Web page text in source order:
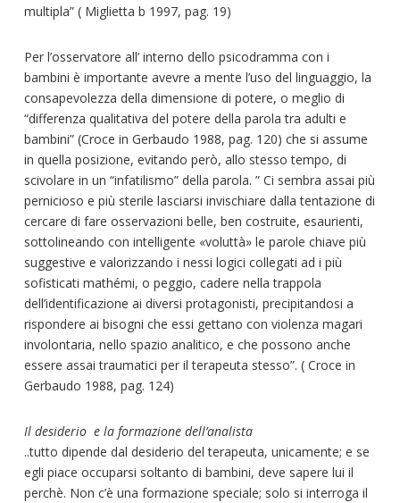
multipla” ( Miglietta b 1997, pag. 19)
Per l’osservatore all’ interno dello psicodramma con i
bambini è importante avevre a mente l’uso del linguaggio, la
consapevolezza della dimensione di potere, o meglio di
“differenza qualitativa del potere della parola tra adulti e
bambini” (Croce in Gerbaudo 1988, pag. 120) che si assume
in quella posizione, evitando però, allo stesso tempo, di
scivolare in un “infatilismo” della parola. ” Ci sembra assai più
pernicioso e più sterile lasciarsi invischiare dalla tentazione di
cercare di fare osservazioni belle, ben costruite, esaurienti,
sottolineando con intelligente «voluttà» le parole chiave più
suggestive e valorizzando i nessi logici collegati ad i più
sofisticati mathémi, o peggio, cadere nella trappola
dell’identificazione ai diversi protagonisti, precipitandosi a
rispondere ai bisogni che essi gettano con violenza magari
involontaria, nello spazio analitico, e che possono anche
essere assai traumatici per il terapeuta stesso”. ( Croce in
Gerbaudo 1988, pag. 124)
Il desiderio e la formazione dell’analista
..tutto dipende dal desiderio del terapeuta, unicamente; e se
egli piace occuparsi soltanto di bambini, deve sapere lui il
perchè. Non c’è una formazione speciale; solo si interroga il